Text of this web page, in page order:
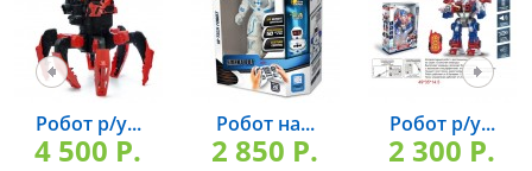
Робот р/у...
4 500 P.
Робот на...
2 850 P.
Робот р/у...
2 300 P.